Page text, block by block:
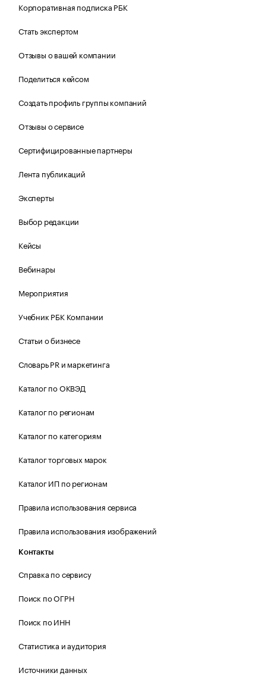
Корпоративная подписка РБК
Стать экспертом
Отзывы о вашей компании
Поделиться кейсом
Создать профиль группы компаний
Отзывы о сервисе
Сертифицированные партнеры
Лента публикаций
Эксперты
Выбор редакции
Кейсы
Вебинары
Мероприятия
Учебник РБК Компании
Статьи о бизнесе
Словарь PR и маркетинга
Каталог по ОКВЭД
Каталог по регионам
Каталог по категориям
Каталог торговых марок
Каталог ИП по регионам
Правила использования сервиса
Правила использования изображений
Контакты
Справка по сервису
Поиск по ОГРН
Поиск по ИНН
Статистика и аудитория
Источники данных